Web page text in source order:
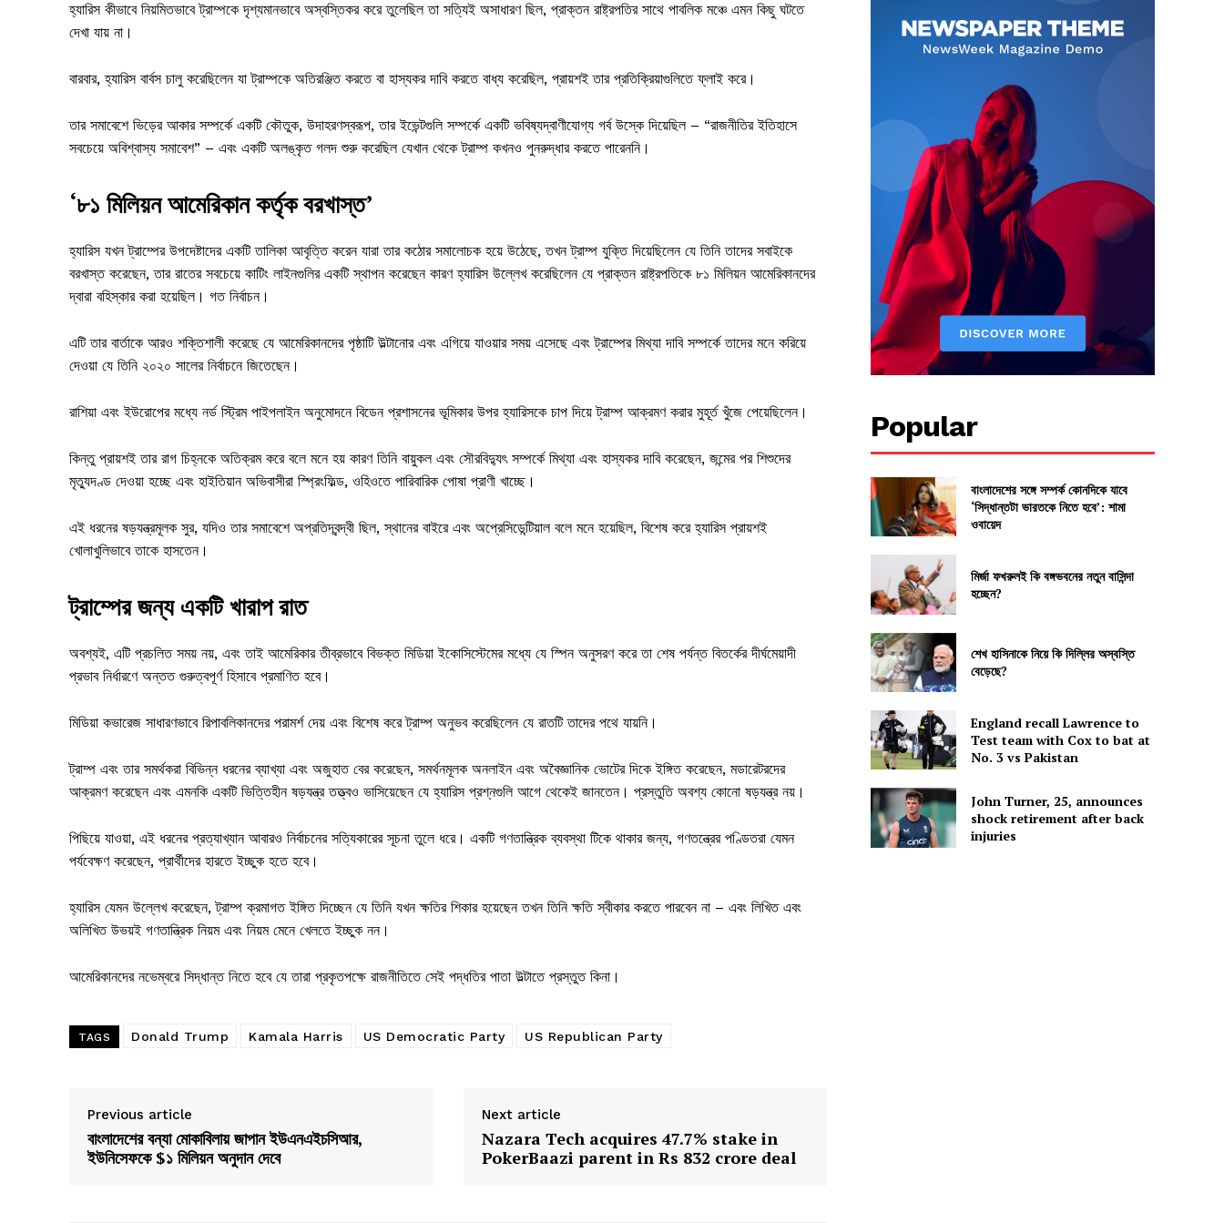
হ্যারিস কীভাবে নিয়মিতভাবে ট্রাম্পকে দৃশ্যমানভাবে অস্বস্তিকর করে তুলেছিল তা সত্যিই অসাধারণ ছিল, প্রাক্তন রাষ্ট্রপতির সাথে পাবলিক মঞ্চে এমন কিছু ঘটতে
দেখা যায় না।
বারবার, হ্যারিস বার্বস চালু করেছিলেন যা ট্রাম্পকে অতিরঞ্জিত করতে বা হাস্যকর দাবি করতে বাধ্য করেছিল, প্রায়শই তার প্রতিক্রিয়াগুলিতে ফ্লাই করে।
তার সমাবেশে ভিড়ের আকার সম্পর্কে একটি কৌতুক, উদাহরণস্বরূপ, তার ইভেন্টগুলি সম্পর্কে একটি ভবিষ্যদ্বাণীযোগ্য গর্ব উস্কে দিয়েছিল – “রাজনীতির ইতিহাসে
সবচেয়ে অবিশ্বাস্য সমাবেশ” – এবং একটি অলঙ্কৃত গলদ শুরু করেছিল যেখান থেকে ট্রাম্প কখনও পুনরুদ্ধার করতে পারেননি।
‘৮১ মিলিয়ন আমেরিকান কর্তৃক বরখাস্ত’
হ্যারিস যখন ট্রাম্পের উপদেষ্টাদের একটি তালিকা আবৃত্তি করেন যারা তার কঠোর সমালোচক হয়ে উঠেছে, তখন ট্রাম্প যুক্তি দিয়েছিলেন যে তিনি তাদের সবাইকে
বরখাস্ত করেছেন, তার রাতের সবচেয়ে কাটিং লাইনগুলির একটি স্থাপন করেছেন কারণ হ্যারিস উল্লেখ করেছিলেন যে প্রাক্তন রাষ্ট্রপতিকে ৮১ মিলিয়ন আমেরিকানদের
দ্বারা বহিস্কার করা হয়েছিল। গত নির্বাচন।
এটি তার বার্তাকে আরও শক্তিশালী করেছে যে আমেরিকানদের পৃষ্ঠাটি উল্টানোর এবং এগিয়ে যাওয়ার সময় এসেছে এবং ট্রাম্পের মিথ্যা দাবি সম্পর্কে তাদের মনে করিয়ে
দেওয়া যে তিনি ২০২০ সালের নির্বাচনে জিতেছেন।
রাশিয়া এবং ইউরোপের মধ্যে নর্ড স্ট্রিম পাইপলাইন অনুমোদনে বিডেন প্রশাসনের ভূমিকার উপর হ্যারিসকে চাপ দিয়ে ট্রাম্প আক্রমণ করার মুহূর্ত খুঁজে পেয়েছিলেন।
কিন্তু প্রায়শই তার রাগ চিহ্নকে অতিক্রম করে বলে মনে হয় কারণ তিনি বায়ুকল এবং সৌরবিদ্যুৎ সম্পর্কে মিথ্যা এবং হাস্যকর দাবি করেছেন, জন্মের পর শিশুদের
মৃত্যুদণ্ড দেওয়া হচ্ছে এবং হাইতিয়ান অভিবাসীরা স্প্রিংফিল্ড, ওহিওতে পারিবারিক পোষা প্রাণী খাচ্ছে।
এই ধরনের ষড়যন্ত্রমূলক সুর, যদিও তার সমাবেশে অপ্রতিদ্বন্দ্বী ছিল, স্থানের বাইরে এবং অপ্রেসিডেন্টিয়াল বলে মনে হয়েছিল, বিশেষ করে হ্যারিস প্রায়শই
খোলাখুলিভাবে তাকে হাসতেন।
ট্রাম্পের জন্য একটি খারাপ রাত
অবশ্যই, এটি প্রচলিত সময় নয়, এবং তাই আমেরিকার তীব্রভাবে বিভক্ত মিডিয়া ইকোসিস্টেমের মধ্যে যে স্পিন অনুসরণ করে তা শেষ পর্যন্ত বিতর্কের দীর্ঘমেয়াদী
প্রভাব নির্ধারণে অন্তত গুরুত্বপূর্ণ হিসাবে প্রমাণিত হবে।
মিডিয়া কভারেজ সাধারণভাবে রিপাবলিকানদের পরামর্শ দেয় এবং বিশেষ করে ট্রাম্প অনুভব করেছিলেন যে রাতটি তাদের পথে যায়নি।
ট্রাম্প এবং তার সমর্থকরা বিভিন্ন ধরনের ব্যাখ্যা এবং অজুহাত বের করেছেন, সমর্থনমূলক অনলাইন এবং অবৈজ্ঞানিক ভোটের দিকে ইঙ্গিত করেছেন, মডারেটরদের
আক্রমণ করেছেন এবং এমনকি একটি ভিত্তিহীন ষড়যন্ত্র তত্ত্বও ভাসিয়েছেন যে হ্যারিস প্রশ্নগুলি আগে থেকেই জানতেন। প্রস্তুতি অবশ্য কোনো ষড়যন্ত্র নয়।
পিছিয়ে যাওয়া, এই ধরনের প্রত্যাখ্যান আবারও নির্বাচনের সত্যিকারের সূচনা তুলে ধরে। একটি গণতান্ত্রিক ব্যবস্থা টিকে থাকার জন্য, গণতন্ত্রের পণ্ডিতরা যেমন
পর্যবেক্ষণ করেছেন, প্রার্থীদের হারতে ইচ্ছুক হতে হবে।
হ্যারিস যেমন উল্লেখ করেছেন, ট্রাম্প ক্রমাগত ইঙ্গিত দিচ্ছেন যে তিনি যখন ক্ষতির শিকার হয়েছেন তখন তিনি ক্ষতি স্বীকার করতে পারবেন না – এবং লিখিত এবং
অলিখিত উভয়ই গণতান্ত্রিক নিয়ম এবং নিয়ম মেনে খেলতে ইচ্ছুক নন।
আমেরিকানদের নভেম্বরে সিদ্ধান্ত নিতে হবে যে তারা প্রকৃতপক্ষে রাজনীতিতে সেই পদ্ধতির পাতা উল্টাতে প্রস্তুত কিনা।
TAGS Donald Trump Kamala Harris US Democratic Party US Republican Party
Previous article
বাংলাদেশের বন্যা মোকাবিলায় জাপান ইউএনএইচসিআর,
ইউনিসেফকে $১ মিলিয়ন অনুদান দেবে
Next article
Nazara Tech acquires 47.7% stake in
PokerBaazi parent in Rs 832 crore deal
Popular
বাংলাদেশের সঙ্গে সম্পর্ক কোনদিকে যাবে
‘সিদ্ধান্তটা ভারতকে নিতে হবে’: শামা
ওবায়েদ
মির্জা ফখরুলই কি বঙ্গভবনের নতুন বাসিন্দা
হচ্ছেন?
শেখ হাসিনাকে নিয়ে কি দিল্লির অস্বস্তি
বেড়েছে?
England recall Lawrence to
Test team with Cox to bat at
No. 3 vs Pakistan
John Turner, 25, announces
shock retirement after back
injuries